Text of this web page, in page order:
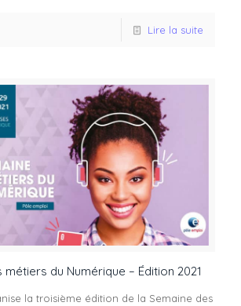
Lire la suite
du Numérique – Édition 2021
la troisième édition de la Semaine des